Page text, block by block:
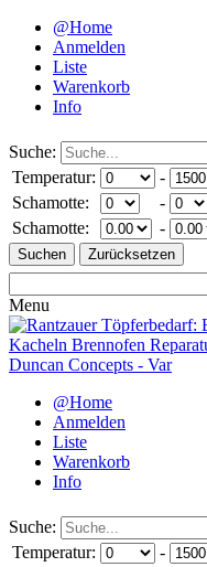
@Home
Anmelden
Liste
Warenkorb
Info
Suche:
Temperatur:
-
Schamotte:
-
Schamotte:
-
Menu
@Home
Anmelden
Liste
Warenkorb
Info
Suche:
Temperatur:
-